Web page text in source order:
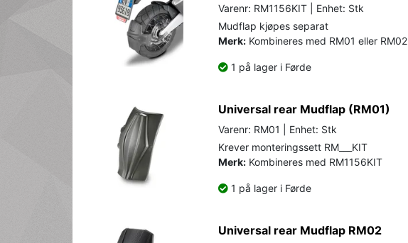
Varenr: RM1156KIT | Enhet: Stk
Mudflap kjøpes separat
Merk: Kombineres med RM01 eller RM02
1 på lager i Førde
Universal rear Mudflap (RM01)
Varenr: RM01 | Enhet: Stk
Krever monteringssett RM___KIT
Merk: Kombineres med RM1156KIT
1 på lager i Førde
Universal rear Mudflap RM02